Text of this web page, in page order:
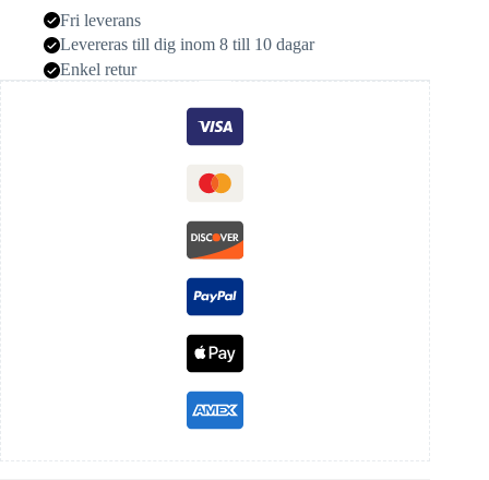
Fri leverans
Levereras till dig inom 8 till 10 dagar
Enkel retur